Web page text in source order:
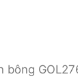
bông